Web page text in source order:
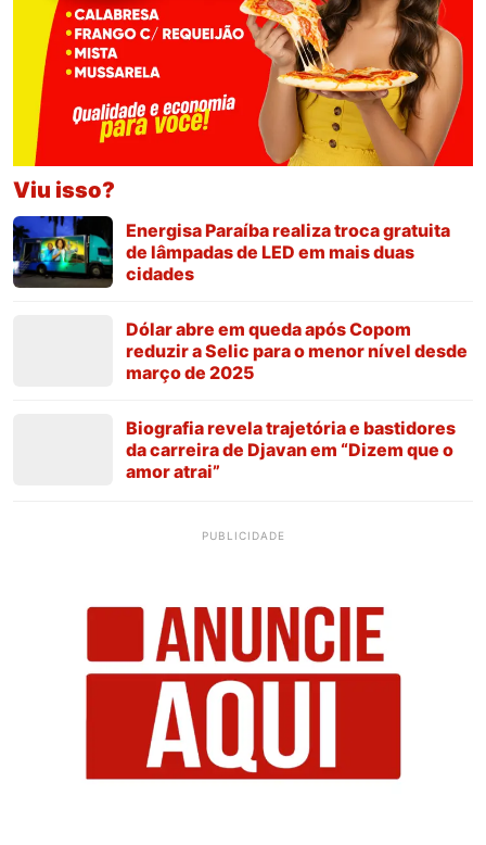
Viu isso?
Energisa Paraíba realiza troca gratuita
de lâmpadas de LED em mais duas
cidades
Dólar abre em queda após Copom
reduzir a Selic para o menor nível desde
março de 2025
Biografia revela trajetória e bastidores
da carreira de Djavan em “Dizem que o
amor atrai”
PUBLICIDADE